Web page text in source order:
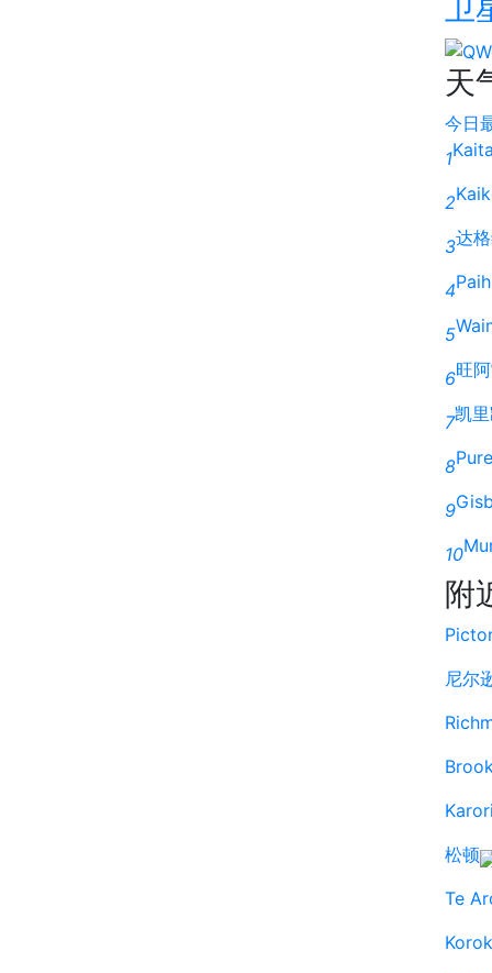
卫
天
今日
1
2
3达
4
5
6旺
7凯
8
9
10
附
尼尔
松顿
Te